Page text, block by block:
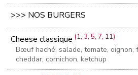
>>> NOS BURGERS
Cheese classique(1, 3, 5, 7, 11)
Bœuf haché, salade, tomate, oignon,
cheddar, cornichon, ketchup